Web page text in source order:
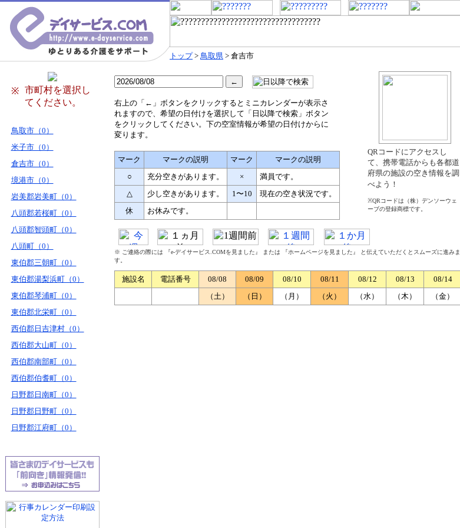
トップ> 鳥取県 > 倉吉市
※
市町村を選択し
てください。
鳥取市（0）
米子市（0）
倉吉市（0）
境港市（0）
岩美郡岩美町（0）
八頭郡若桜町（0）
八頭郡智頭町（0）
八頭町（0）
東伯郡三朝町（0）
東伯郡湯梨浜町（0）
東伯郡琴浦町（0）
東伯郡北栄町（0）
西伯郡日吉津村（0）
西伯郡大山町（0）
西伯郡南部町（0）
西伯郡伯耆町（0）
日野郡日南町（0）
日野郡日野町（0）
日野郡江府町（0）
右上の「←」ボタンをクリックするとミニカレンダーが表示さ
れますので、希望の日付けを選択して「日以降で検索」ボタン
をクリックしてください。下の空室情報が希望の日付けからに
変ります。
マーク マークの説明 マーク
マークの説明
○
充分空きがあります。 ×
満員です。
△
少し空きがあります。 1〜10
現在の空き状況です。
休
お休みです。
QRコードにアクセスし
て、携帯電話からも各都道
府県の施設の空き情報を調
べよう！
※QRコードは（株）デンソーウェ
ーブの登録商標です。
※ ご連絡の際には 『e-デイサービス.COMを見ました』 または 『ホームページを見ました』 と伝えていただくとスムーズに進みま
す。
施設名 電話番号 08/08 08/09 08/10 08/11 08/12 08/13
08/14
（土）
（日） （月） （火） （水） （木） （金）